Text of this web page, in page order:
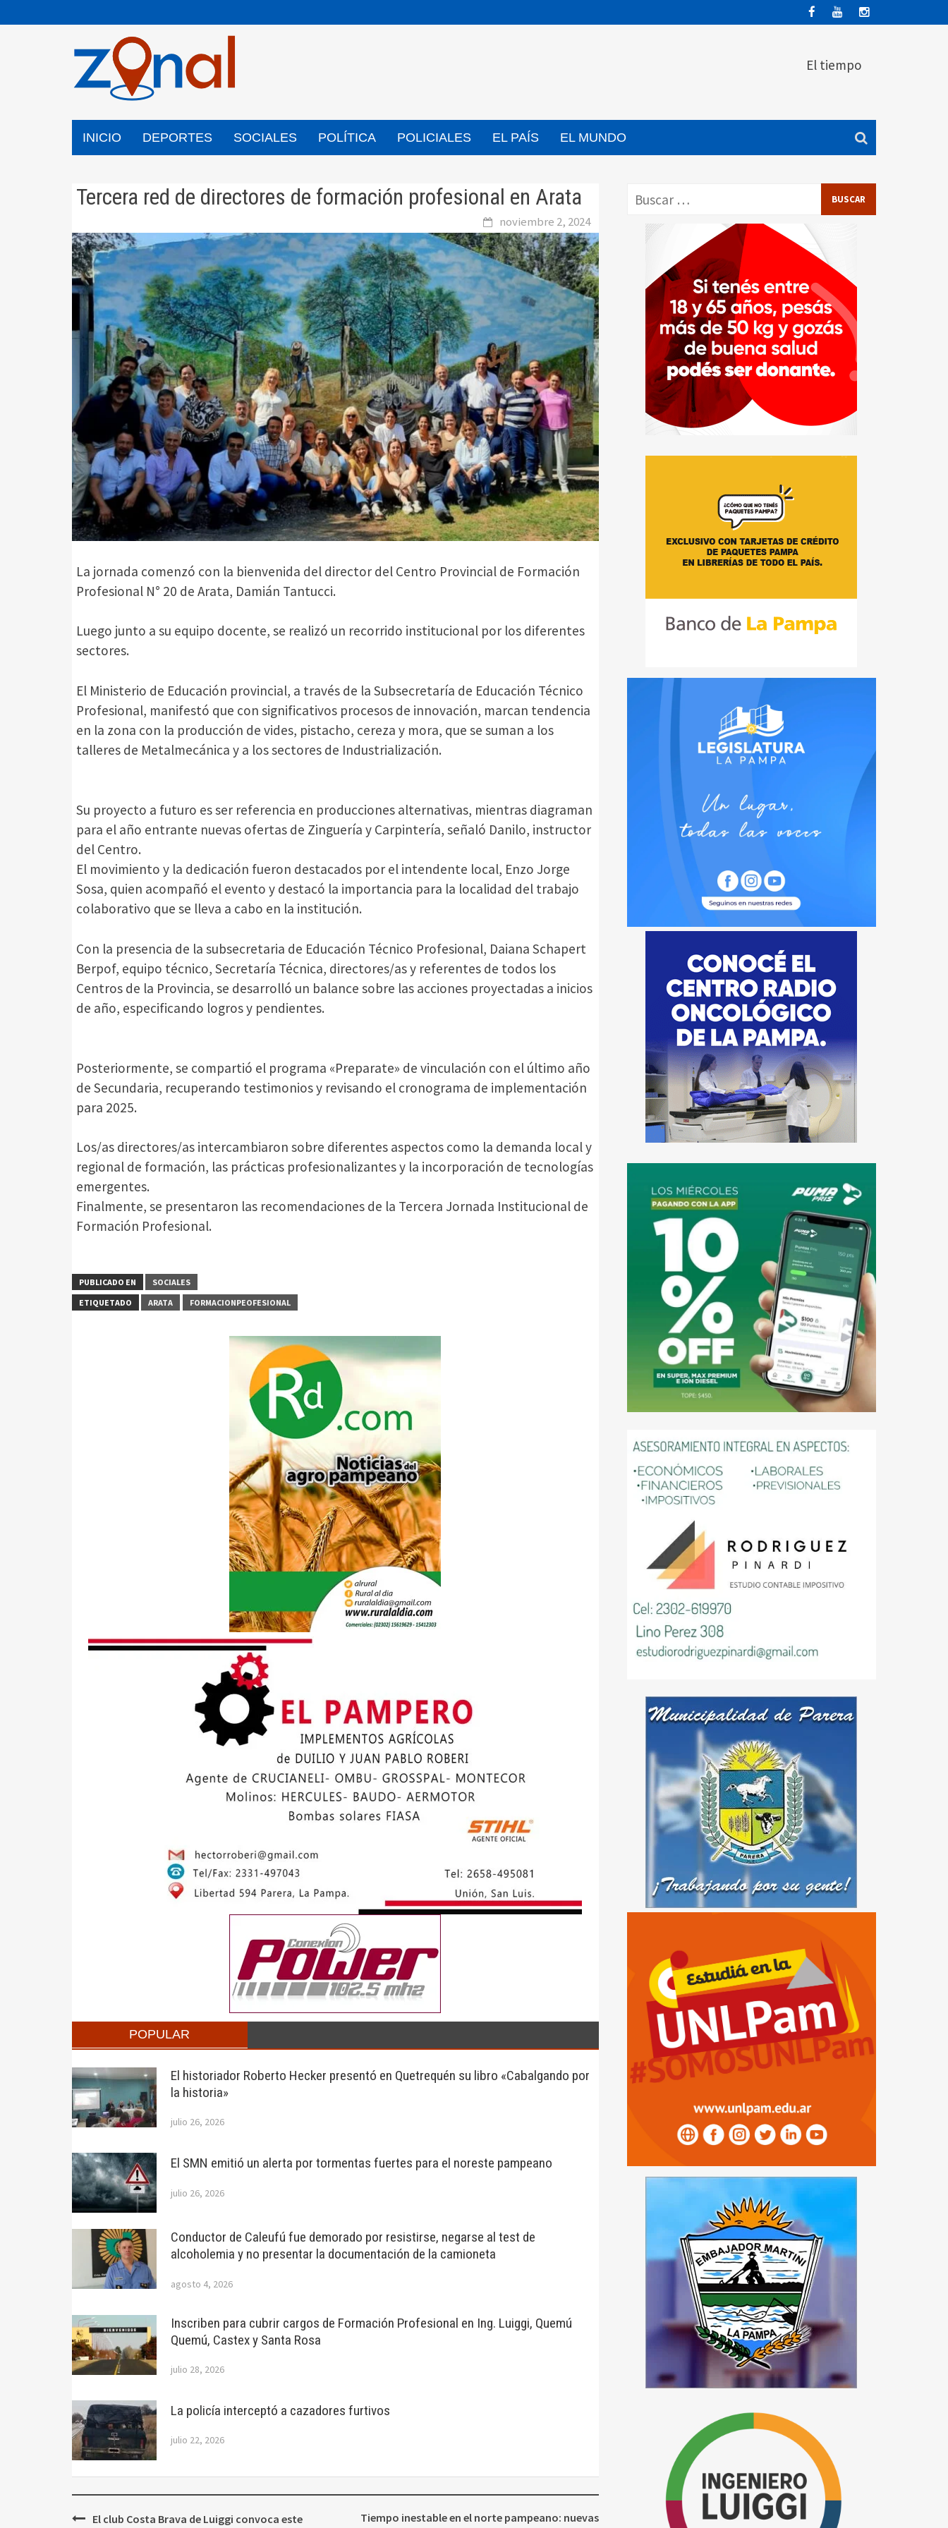
al
El tiempo
INICIO DEPORTES SOCIALES POLÍTICA POLICIALES EL PAÍS EL MUNDO
Tercera red de directores de formación profesional en Arata
noviembre 2, 2024
La jornada comenzó con la bienvenida del director del Centro Provincial de Formación
Profesional N° 20 de Arata, Damián Tantucci.
Luego junto a su equipo docente, se realizó un recorrido institucional por los diferentes
sectores.
El Ministerio de Educación provincial, a través de la Subsecretaría de Educación Técnico
Profesional, manifestó que con significativos procesos de innovación, marcan tendencia
en la zona con la producción de vides, pistacho, cereza y mora, que se suman a los
talleres de Metalmecánica y a los sectores de Industrialización.
Su proyecto a futuro es ser referencia en producciones alternativas, mientras diagraman
para el año entrante nuevas ofertas de Zinguería y Carpintería, señaló Danilo, instructor
del Centro.
El movimiento y la dedicación fueron destacados por el intendente local, Enzo Jorge
Sosa, quien acompañó el evento y destacó la importancia para la localidad del trabajo
colaborativo que se lleva a cabo en la institución.
Con la presencia de la subsecretaria de Educación Técnico Profesional, Daiana Schapert
Berpof, equipo técnico, Secretaría Técnica, directores/as y referentes de todos los
Centros de la Provincia, se desarrolló un balance sobre las acciones proyectadas a inicios
de año, especificando logros y pendientes.
Posteriormente, se compartió el programa «Preparate» de vinculación con el último año
de Secundaria, recuperando testimonios y revisando el cronograma de implementación
para 2025.
Los/as directores/as intercambiaron sobre diferentes aspectos como la demanda local y
regional de formación, las prácticas profesionalizantes y la incorporación de tecnologías
emergentes.
Finalmente, se presentaron las recomendaciones de la Tercera Jornada Institucional de
Formación Profesional.
PUBLICADO EN
SOCIALES
ETIQUETADO
ARATA FORMACIONPEOFESIONAL
POPULAR
El historiador Roberto Hecker presentó en Quetrequén su libro «Cabalgando por
la historia»
julio 26, 2026
El SMN emitió un alerta por tormentas fuertes para el noreste pampeano
julio 26, 2026
Conductor de Caleufú fue demorado por resistirse, negarse al test de
alcoholemia y no presentar la documentación de la camioneta
agosto 4, 2026
Inscriben para cubrir cargos de Formación Profesional en Ing. Luiggi, Quemú
Quemú, Castex y Santa Rosa
julio 28, 2026
La policía interceptó a cazadores furtivos
julio 22, 2026
Navegación
El club Costa Brava de Luiggi convoca este Tiempo inestable en el norte pampeano: nuevas
Buscar: